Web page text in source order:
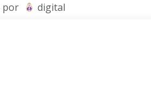
por digital